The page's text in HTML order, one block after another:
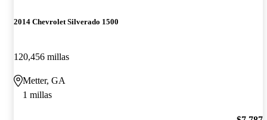
2014 Chevrolet Silverado 1500
120,456 millas
Metter, GA
1 millas